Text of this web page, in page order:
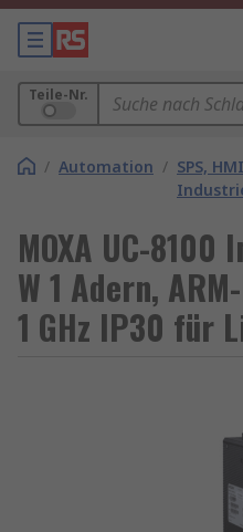
Teile-Nr.
/ Automation / SPS,
MOXA UC-
W 1 Adern,
1 GHz IP30 für